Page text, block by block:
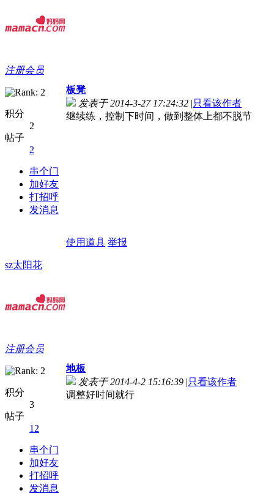
注册会员
积分
2
帖子
2
串个门
加好友
打招呼
发消息
板凳
发表于 2014-3-27 17:24:32 |只看该作者
继续练，控制下时间，做到整体上都不脱节
使用道具 举报
sz太阳花
注册会员
积分
3
帖子
12
串个门
加好友
打招呼
发消息
地板
发表于 2014-4-2 15:16:39 |只看该作者
调整好时间就行